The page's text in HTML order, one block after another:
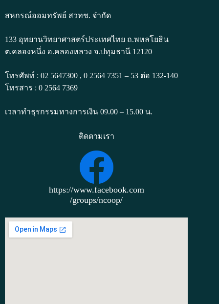
สหกรณ์ออมทรัพย์ สวทช. จำกัด
133 อุทยานวิทยาศาสตร์ประเทศไทย ถ.พหลโยธิน
ต.คลองหนึ่ง อ.คลองหลวง จ.ปทุมธานี 12120
โทรศัพท์ : 02 5647300 , 0 2564 7351 – 53 ต่อ 132-140
โทรสาร : 0 2564 7369
เวลาทำธุรกรรมทางการเงิน 09.00 – 15.00 น.
ติดตามเรา
https://www.facebook.com
/groups/ncoop/